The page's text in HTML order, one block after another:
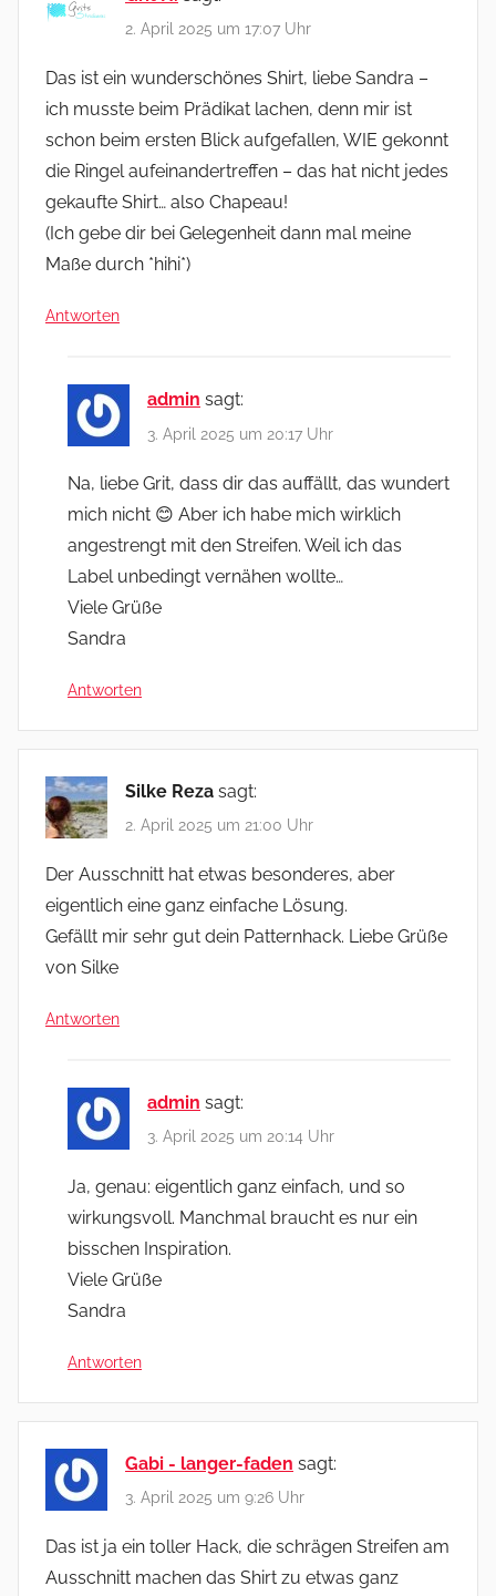
2. April 2025 um 17:07 Uhr
Das ist ein wunderschönes Shirt, liebe Sandra –
ich musste beim Prädikat lachen, denn mir ist
schon beim ersten Blick aufgefallen, WIE gekonnt
die Ringel aufeinandertreffen – das hat nicht jedes
gekaufte Shirt… also Chapeau!
(Ich gebe dir bei Gelegenheit dann mal meine
Maße durch *hihi*)
Antworten
admin sagt:
3. April 2025 um 20:17 Uhr
Na, liebe Grit, dass dir das auffällt, das wundert
mich nicht 😊 Aber ich habe mich wirklich
angestrengt mit den Streifen. Weil ich das
Label unbedingt vernähen wollte…
Viele Grüße
Sandra
Antworten
Silke Reza sagt:
2. April 2025 um 21:00 Uhr
Der Ausschnitt hat etwas besonderes, aber
eigentlich eine ganz einfache Lösung.
Gefällt mir sehr gut dein Patternhack. Liebe Grüße
von Silke
Antworten
admin sagt:
3. April 2025 um 20:14 Uhr
Ja, genau: eigentlich ganz einfach, und so
wirkungsvoll. Manchmal braucht es nur ein
bisschen Inspiration.
Viele Grüße
Sandra
Antworten
Gabi - langer-faden sagt:
3. April 2025 um 9:26 Uhr
Das ist ja ein toller Hack, die schrägen Streifen am
Ausschnitt machen das Shirt zu etwas ganz